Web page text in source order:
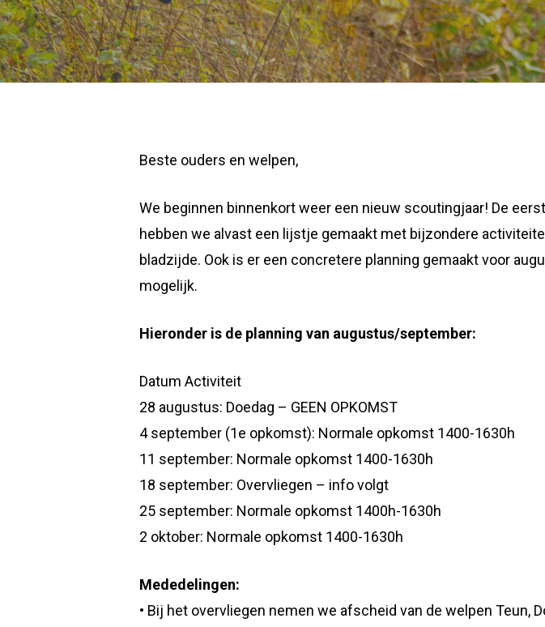
Beste ouders en welpen,
We beginnen binnenkort weer een nieuw scoutingjaar! De
hebben we alvast een lijstje gemaakt met bijzondere
bladzijde. Ook is er een concretere planning gemaakt voor
mogelijk.
Hieronder is de planning van augustus/september:
Datum Activiteit
28 augustus: Doedag – GEEN OPKOMST
4 september (1e opkomst): Normale opkomst 1400-1630h
11 september: Normale opkomst 1400-1630h
18 september: Overvliegen – info volgt
25 september: Normale opkomst 1400h-1630h
2 oktober: Normale opkomst 1400-1630h
Mededelingen:
• Bij het overvliegen nemen we afscheid van de welpen Teun,